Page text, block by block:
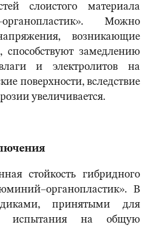
слоистого материала
Можно
возникающие
способствуют замедлению
и электролитов на
поверхности, вследствие
увеличивается.
стойкость гибридного
В
принятыми для
испытания на общую